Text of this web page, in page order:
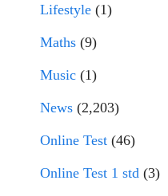
Lifestyle (1)
Maths (9)
Music (1)
News (2,203)
Online Test (46)
Online Test 1 std (3)